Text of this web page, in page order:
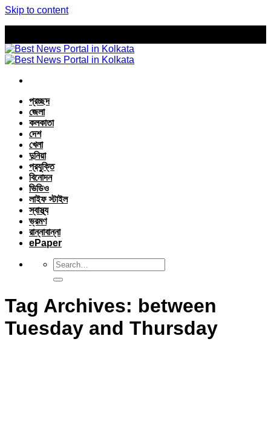
Skip to content
প্রচ্ছদ
জেলা
কলকাতা
দেশ
খেলা
দুনিয়া
প্রযুক্তি
বিনোদন
ভিডিও
লাইফ স্টাইল
স্বাস্থ্য
ভ্রমণ
রান্নাবান্না
ePaper
Tag Archives: between
Tuesday and Thursday